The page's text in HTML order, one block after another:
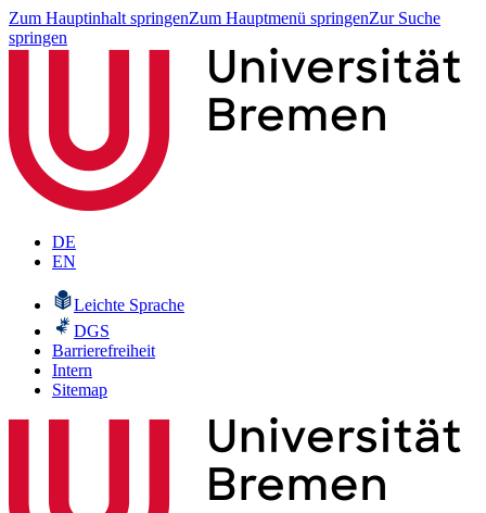
Zum Hauptinhalt springenZum Hauptmenü springenZur Suche
springen
DE
EN
Leichte Sprache
DGS
Barrierefreiheit
Intern
Sitemap